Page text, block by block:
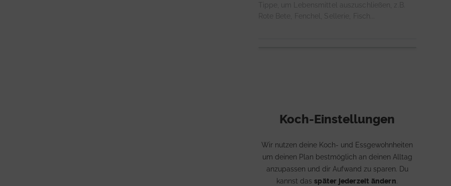
Tippe, um Lebensmittel auszuschließen, z.B.
Rote Bete, Fenchel, Sellerie, Fisch...
Koch-Einstellungen
Wir nutzen deine Koch- und Essgewohnheiten
um deinen Plan bestmöglich an deinen Alltag
anzupassen und dir Aufwand zu sparen. Du
kannst dasspäter jederzeit ändern